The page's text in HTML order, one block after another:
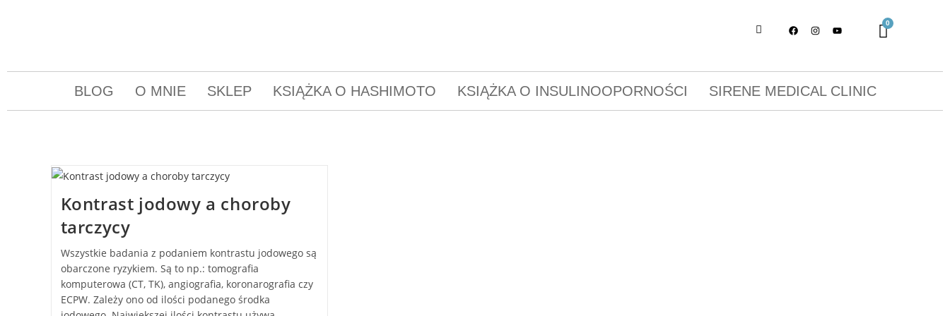
BLOG O MNIE SKLEP KSIĄŻKA O HASHIMOTO KSIĄŻKA O INSULINOOPORNOŚCI SIRENE MEDICAL CLINIC
Kontrast jodowy a choroby
tarczycy
Wszystkie badania z podaniem kontrastu jodowego są
obarczone ryzykiem. Są to np.: tomografia
komputerowa (CT, TK), angiografia, koronarografia czy
ECPW. Zależy ono od ilości podanego środka